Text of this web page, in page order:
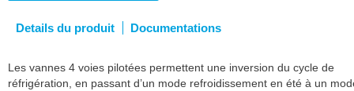
Details du produit Documentations
Les vannes 4 voies pilotées permettent une inversion du cycle de
réfrigération, en passant d’un mode refroidissement en été à un